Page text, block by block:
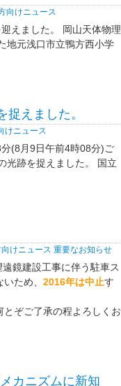
向けニュース
えました。 岡山天体物理
地元浅口市立鴨方西小学
えました。
けニュース
(8月9日午前4時08分)ご
光跡を捉えました。 国立
けニュース 重要なお知らせ
鏡建設工事に伴う駐車ス
ため、 2016年は中止す
ぞご了承の程よろしくお
カニズムに新知